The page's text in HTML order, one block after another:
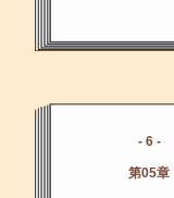
- 6 -
第05章